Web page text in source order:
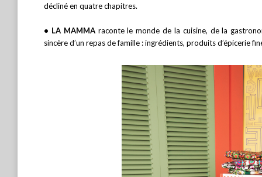
décliné en quatre chapitres.
• LA MAMMA raconte le monde de la cuisine, de la
sincère d’un repas de famille : ingrédients, produits d’épicerie